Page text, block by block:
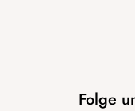
Folge